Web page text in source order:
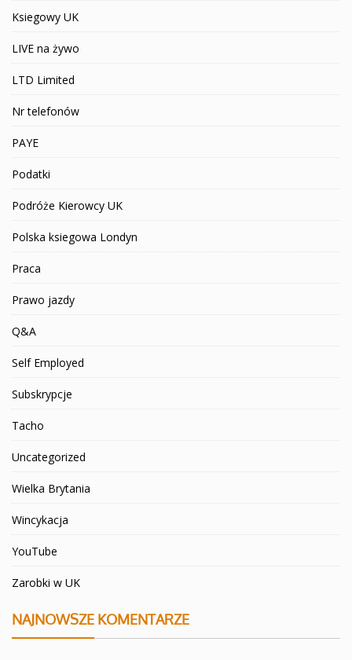
Ksiegowy UK
LIVE na żywo
LTD Limited
Nr telefonów
PAYE
Podatki
Podróże Kierowcy UK
Polska ksiegowa Londyn
Praca
Prawo jazdy
Q&A
Self Employed
Subskrypcje
Tacho
Uncategorized
Wielka Brytania
Wincykacja
YouTube
Zarobki w UK
NAJNOWSZE KOMENTARZE